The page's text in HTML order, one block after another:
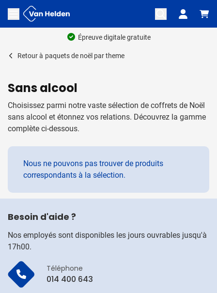
Aller au contenu
Ouvrir le menu
Épreuve digitale gratuite
Retour à paquets de noël par theme
Sans alcool
Choisissez parmi notre vaste sélection de coffrets de Noël
sans alcool et étonnez vos relations. Découvrez la gamme
complète ci-dessous.
Nous ne pouvons pas trouver de produits
correspondants à la sélection.
Besoin d'aide ?
Nos employés sont disponibles les jours ouvrables jusqu'à
17h00.
Téléphone
014 400 643